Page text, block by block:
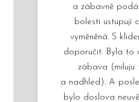
a zábavně
bolesti ustupují
vyměněná. S
doporučit. Byla to
zábava (miluju
a nadhled). A
bylo doslova